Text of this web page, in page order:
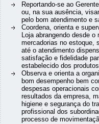
Reportando-se ao
ou, na sua ausência,
pelo bom atendimento e
Coordena, orienta e
Loja abrangendo desde
mercadorias no estoque,
até o atendimento
satisfação e fidelidade
estabelecido dos
Observa e orienta a
bom desempenho bem
despesas operacionais
resultados da empresa,
higiene e segurança do
profissional dos
processo de